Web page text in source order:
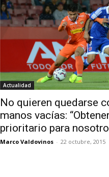
Actualidad
No quieren quedarse
manos vacías:
prioritario para
Marco Valdovinos - 22 octubre, 2015